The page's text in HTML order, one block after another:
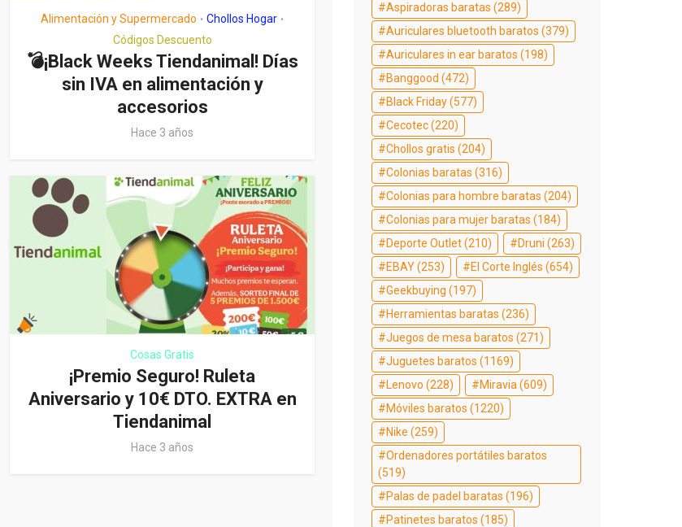
Alimentación y Supermercado • Chollos Hogar •
Códigos Descuento
💣¡Black Weeks Tiendanimal! Días
sin IVA en alimentación y
accesorios
Hace 3 años
Cosas Gratis
¡Premio Seguro! Ruleta
Aniversario y 10€ DTO. EXTRA en
Tiendanimal
Hace 3 años
Aspiradoras baratas (289)
Auriculares bluetooth baratos (379)
Auriculares in ear baratos (198)
Banggood (472)
Black Friday(577)
Cecotec(220)
Chollos gratis (204)
Colonias baratas (316)
Colonias para hombre baratas (204)
Colonias para mujer baratas (184)
Deporte Outlet(210) Druni (263)
EBAY(253) El Corte Inglés (654)
Geekbuying (197)
Herramientas baratas (236)
Juegos de mesa baratos (271)
Juguetes baratos (1169)
Lenovo (228) Miravia (609)
Móviles baratos (1220)
Nike (259)
Ordenadores portátiles baratos
(519)
Palas de padel baratas (196)
Patinetes baratos (185)